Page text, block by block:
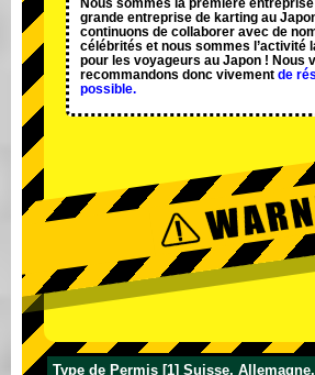
Nous sommes la première entreprise
grande entreprise de karting au
continuons de collaborer avec de
célébrités et nous sommes l’activité
pour les voyageurs au Japon ! Nous
recommandons donc vivement de
possible.
Type de Permis [1] Suisse,